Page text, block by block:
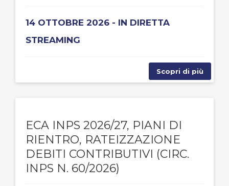
14 OTTOBRE 2026 - IN DIRETTA
STREAMING
Scopri di più
ECA INPS 2026/27, PIANI DI
RIENTRO, RATEIZZAZIONE
DEBITI CONTRIBUTIVI (CIRC.
INPS N. 60/2026)